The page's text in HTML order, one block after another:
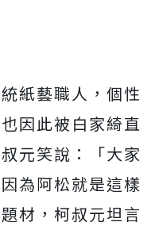
紙藝職人，個性
也因此被白家綺直
元笑說：「大家
為阿松就是這樣
材，柯叔元坦言